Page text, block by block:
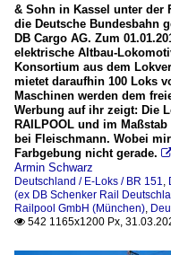
& Sohn in Kassel unter der
die Deutsche Bundesbahn
DB Cargo AG. Zum
elektrische Altbau-
Konsortium aus dem
mietet daraufhin 100 Loks
Maschinen werden dem
Werbung auf ihr zeigt: Die
RAILPOOL und im
bei Fleischmann. Wobei
Farbgebung nicht gerade.
Armin Schwarz
Deutschland / E-Loks / BR 151,
(ex DB Schenker Rail
Railpool GmbH (München),
 542 1165x1200 Px,